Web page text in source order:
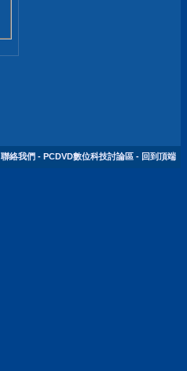
聯絡我們 - PCDVD數位科技討論區 - 回到頂端